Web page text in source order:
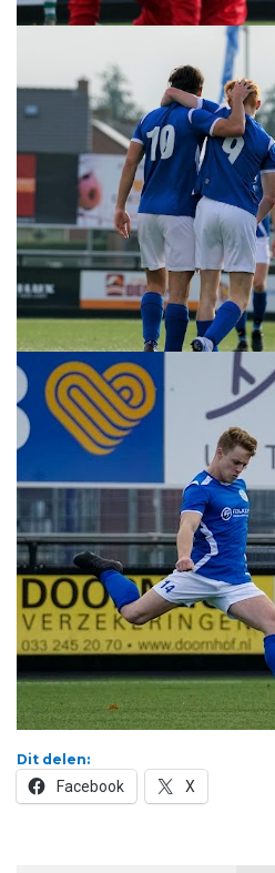
Dit delen:
Facebook X